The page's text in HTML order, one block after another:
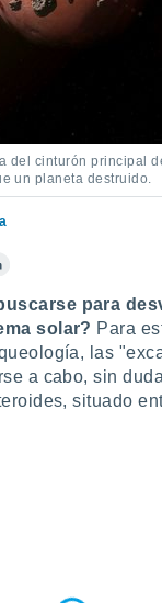
del cinturón principal
un planeta destruido.
para
solar? Para
las
a cabo, sin
situado